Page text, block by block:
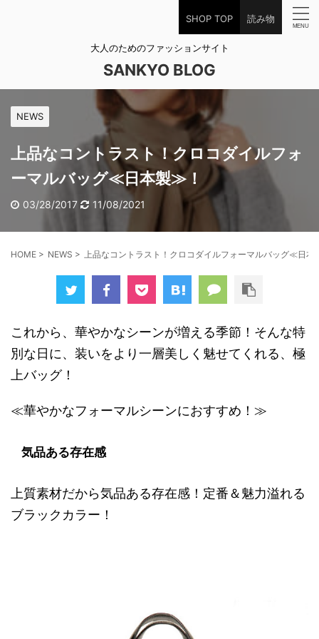
SHOP TOP 読み物
大人のためのファッションサイト
SANKYO BLOG
NEWS
上品なコントラスト！クロコダイルフォ
ーマルバッグ≪日本製≫！
03/28/2017 11/08/2021
HOME > NEWS > 上品なコントラスト！クロコダイルフォーマルバッグ≪日
これから、華やかなシーンが増える季節！そんな特
別な日に、装いをより一層美しく魅せてくれる、極
上バッグ！
≪華やかなフォーマルシーンにおすすめ！≫
気品ある存在感
上質素材だから気品ある存在感！定番＆魅力溢れる
ブラックカラー！